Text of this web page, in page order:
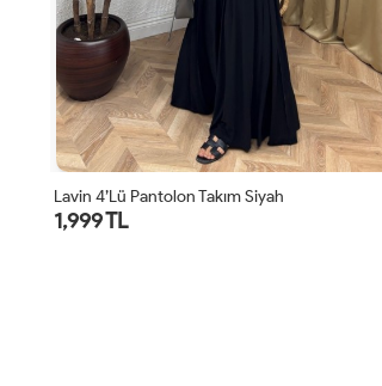
Lavin 4’lü Pantolon Takım Siyah
1,999 TL